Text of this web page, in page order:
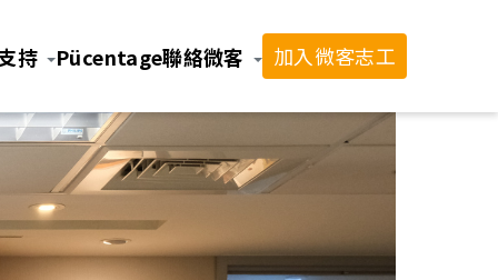
持 Pücentage聯絡微客 加入微客志工